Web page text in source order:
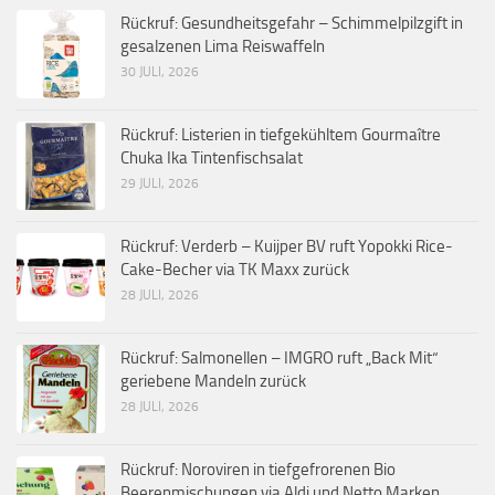
Rückruf: Gesundheitsgefahr – Schimmelpilzgift in
gesalzenen Lima Reiswaffeln
30 JULI, 2026
Rückruf: Listerien in tiefgekühltem Gourmaître
Chuka Ika Tintenfischsalat
29 JULI, 2026
Rückruf: Verderb – Kuijper BV ruft Yopokki Rice-
Cake-Becher via TK Maxx zurück
28 JULI, 2026
Rückruf: Salmonellen – IMGRO ruft „Back Mit“
geriebene Mandeln zurück
28 JULI, 2026
Rückruf: Noroviren in tiefgefrorenen Bio